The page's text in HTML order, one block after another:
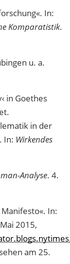
In:
Komparatistik.
u. a.
in Goethes
in der
In: Wirkendes
Analyse. 4.
In:
2015,
am 25.